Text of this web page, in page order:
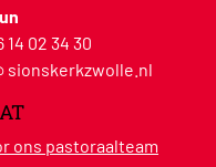
14 02 34 30
sionskerkzwolle.nl
ons pastoraalteam